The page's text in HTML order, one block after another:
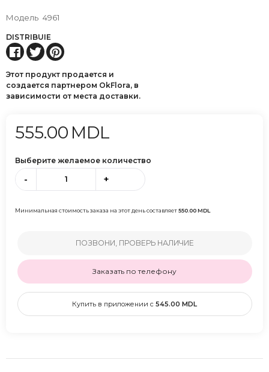
Модель 4961
DISTRIBUIE
Этот продукт продается и
создается партнером OkFlora, в
зависимости от места доставки.
555.00 MDL
Выберите желаемое количество
- +
Минимальная стоимость заказа на этот день составляет550.00MDL
ПОЗВОНИ, ПРОВЕРЬ НАЛИЧИЕ
Заказать по телефону
Купить в приложении с 545.00 MDL